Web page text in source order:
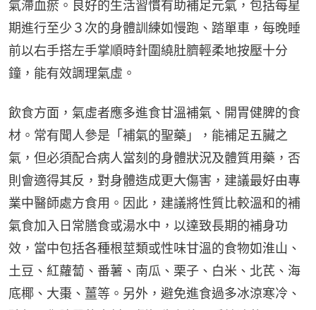
氣滯血瘀。良好的生活習慣有助補足元氣，包括每星
期進行至少３次的身體訓練如慢跑、踏單車，每晚睡
前以右手搭左手掌順時針圍繞肚臍輕柔地按壓十分
鐘，能有效調理氣虛。
飲食方面，氣虛者應多進食甘溫補氣、開胃健脾的食
材。常有聞人參是「補氣的聖藥」，能補足五臟之
氣，但必須配合病人當刻的身體狀況及體質用藥，否
則會適得其反，對身體造成更大傷害，建議最好由專
業中醫師處方食用。因此，建議將性質比較溫和的補
氣食加入日常膳食或湯水中，以達致長期的補身功
效，當中包括各種根莖類或性味甘溫的食物如淮山、
土豆、紅蘿蔔、番薯、南瓜、栗子、白米、北芪、海
底椰、大棗、薑等。另外，避免進食過多冰涼寒冷、